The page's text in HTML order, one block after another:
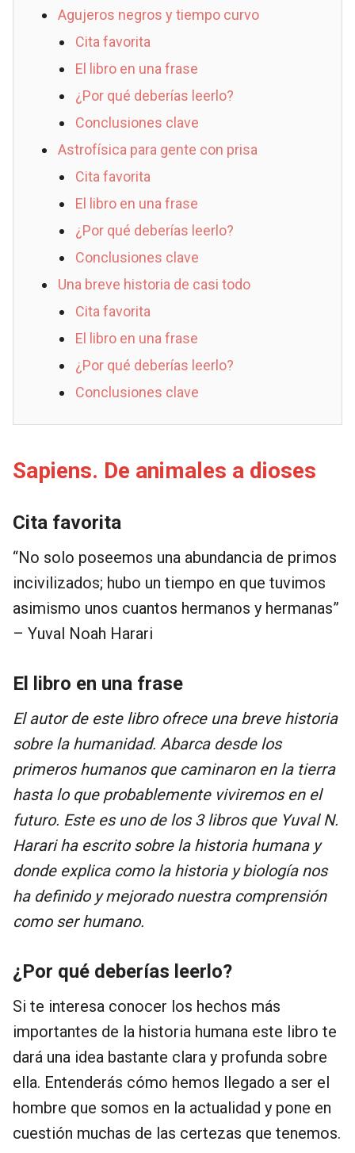
Agujeros negros y tiempo curvo
Cita favorita
El libro en una frase
¿Por qué deberías leerlo?
Conclusiones clave
Astrofísica para gente con prisa
Cita favorita
El libro en una frase
¿Por qué deberías leerlo?
Conclusiones clave
Una breve historia de casi todo
Cita favorita
El libro en una frase
¿Por qué deberías leerlo?
Conclusiones clave
Sapiens. De animales a dioses
Cita favorita
“No solo poseemos una abundancia de primos
incivilizados; hubo un tiempo en que tuvimos
asimismo unos cuantos hermanos y hermanas”
– Yuval Noah Harari
El libro en una frase
El autor de este libro ofrece una breve historia
sobre la humanidad. Abarca desde los
primeros humanos que caminaron en la tierra
hasta lo que probablemente viviremos en el
futuro. Este es uno de los 3 libros que Yuval N.
Harari ha escrito sobre la historia humana y
donde explica como la historia y biología nos
ha definido y mejorado nuestra comprensión
como ser humano.
¿Por qué deberías leerlo?
Si te interesa conocer los hechos más
importantes de la historia humana este libro te
dará una idea bastante clara y profunda sobre
ella. Entenderás cómo hemos llegado a ser el
hombre que somos en la actualidad y pone en
cuestión muchas de las certezas que tenemos.